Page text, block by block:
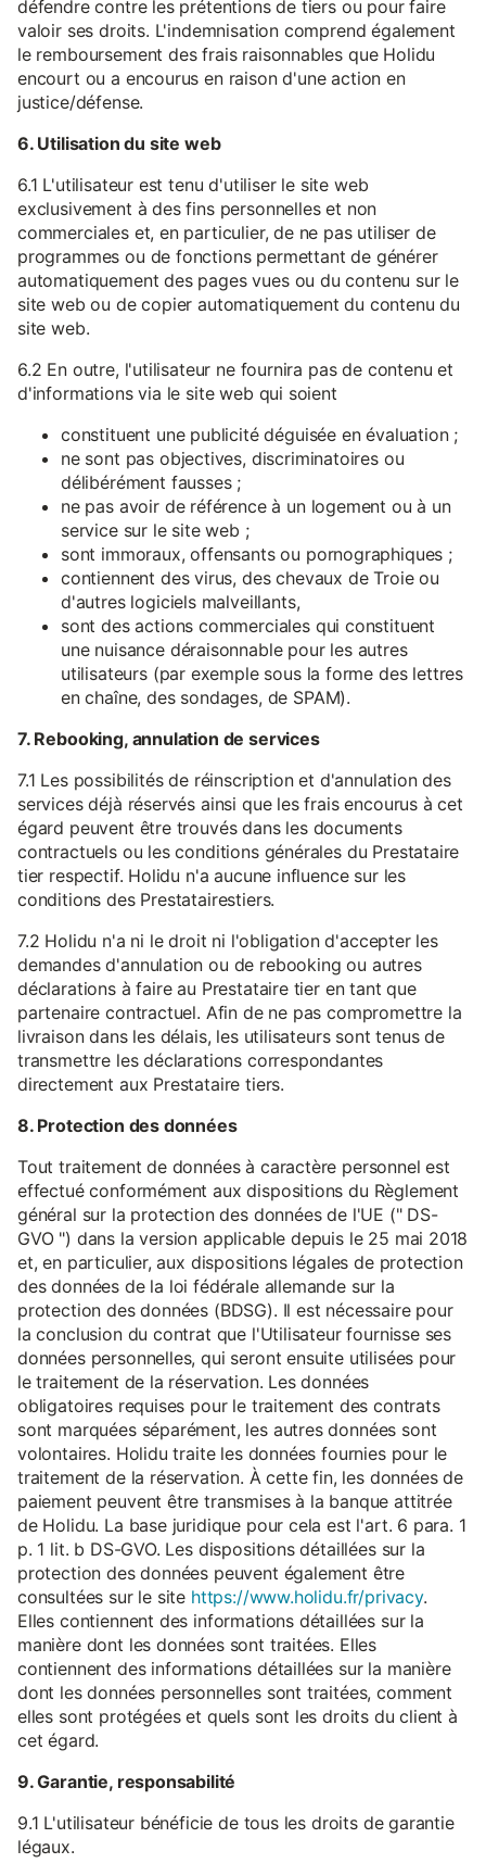
défendre contre les prétentions de tiers ou pour faire
valoir ses droits. L'indemnisation comprend également
le remboursement des frais raisonnables que Holidu
encourt ou a encourus en raison d'une action en
justice/défense.
6. Utilisation du site web
6.1 L'utilisateur est tenu d'utiliser le site web
exclusivement à des fins personnelles et non
commerciales et, en particulier, de ne pas utiliser de
programmes ou de fonctions permettant de générer
automatiquement des pages vues ou du contenu sur le
site web ou de copier automatiquement du contenu du
site web.
6.2 En outre, l'utilisateur ne fournira pas de contenu et
d'informations via le site web qui soient
constituent une publicité déguisée en évaluation ;
ne sont pas objectives, discriminatoires ou
délibérément fausses ;
ne pas avoir de référence à un logement ou à un
service sur le site web ;
sont immoraux, offensants ou pornographiques ;
contiennent des virus, des chevaux de Troie ou
d'autres logiciels malveillants,
sont des actions commerciales qui constituent
une nuisance déraisonnable pour les autres
utilisateurs (par exemple sous la forme des lettres
en chaîne, des sondages, de SPAM).
7. Rebooking, annulation de services
7.1 Les possibilités de réinscription et d'annulation des
services déjà réservés ainsi que les frais encourus à cet
égard peuvent être trouvés dans les documents
contractuels ou les conditions générales du Prestataire
tier respectif. Holidu n'a aucune influence sur les
conditions des Prestatairestiers.
7.2 Holidu n'a ni le droit ni l'obligation d'accepter les
demandes d'annulation ou de rebooking ou autres
déclarations à faire au Prestataire tier en tant que
partenaire contractuel. Afin de ne pas compromettre la
livraison dans les délais, les utilisateurs sont tenus de
transmettre les déclarations correspondantes
directement aux Prestataire tiers.
8. Protection des données
Tout traitement de données à caractère personnel est
effectué conformément aux dispositions du Règlement
général sur la protection des données de l'UE (" DS-
GVO ") dans la version applicable depuis le 25 mai 2018
et, en particulier, aux dispositions légales de protection
des données de la loi fédérale allemande sur la
protection des données (BDSG). Il est nécessaire pour
la conclusion du contrat que l'Utilisateur fournisse ses
données personnelles, qui seront ensuite utilisées pour
le traitement de la réservation. Les données
obligatoires requises pour le traitement des contrats
sont marquées séparément, les autres données sont
volontaires. Holidu traite les données fournies pour le
traitement de la réservation. À cette fin, les données de
paiement peuvent être transmises à la banque attitrée
de Holidu. La base juridique pour cela est l'art. 6 para. 1
p. 1 lit. b DS-GVO. Les dispositions détaillées sur la
protection des données peuvent également être
consultées sur le site https://www.holidu.fr/privacy.
Elles contiennent des informations détaillées sur la
manière dont les données sont traitées. Elles
contiennent des informations détaillées sur la manière
dont les données personnelles sont traitées, comment
elles sont protégées et quels sont les droits du client à
cet égard.
9. Garantie, responsabilité
9.1 L'utilisateur bénéficie de tous les droits de garantie
légaux.